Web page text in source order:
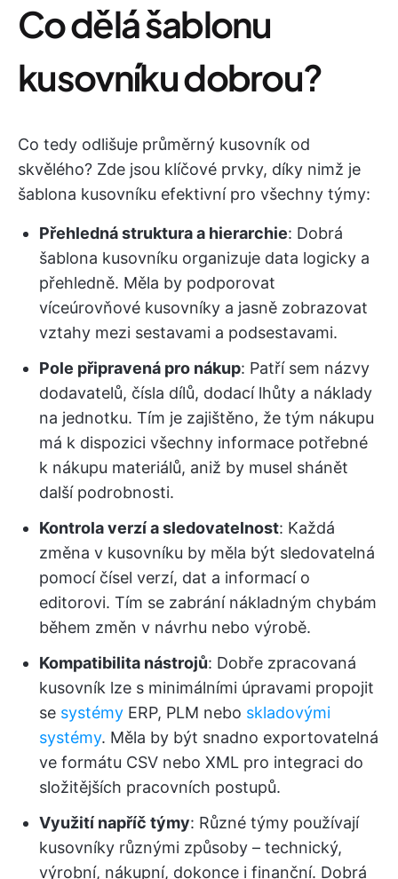
Co dělá šablonu
kusovníku dobrou?
Co tedy odlišuje průměrný kusovník od
skvělého? Zde jsou klíčové prvky, díky nimž je
šablona kusovníku efektivní pro všechny týmy:
Přehledná struktura a hierarchie: Dobrá
šablona kusovníku organizuje data logicky a
přehledně. Měla by podporovat
víceúrovňové kusovníky a jasně zobrazovat
vztahy mezi sestavami a podsestavami.
Pole připravená pro nákup: Patří sem názvy
dodavatelů, čísla dílů, dodací lhůty a náklady
na jednotku. Tím je zajištěno, že tým nákupu
má k dispozici všechny informace potřebné
k nákupu materiálů, aniž by musel shánět
další podrobnosti.
Kontrola verzí a sledovatelnost: Každá
změna v kusovníku by měla být sledovatelná
pomocí čísel verzí, dat a informací o
editorovi. Tím se zabrání nákladným chybám
během změn v návrhu nebo výrobě.
Kompatibilita nástrojů: Dobře zpracovaná
kusovník lze s minimálními úpravami propojit
se systémy ERP, PLM nebo skladovými
systémy. Měla by být snadno exportovatelná
ve formátu CSV nebo XML pro integraci do
složitějších pracovních postupů.
Využití napříč týmy: Různé týmy používají
kusovníky různými způsoby – technický,
výrobní, nákupní, dokonce i finanční. Dobrá